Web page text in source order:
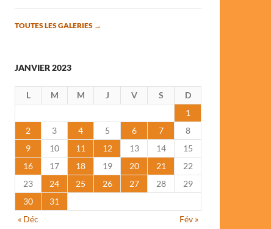
TOUTES LES GALERIES →
JANVIER 2023
L M M J V S
D
1
2
3 4 5 6 7
8
9
10 11 12 13 14
15
16
17 18 19 20 21
22
23
24 25 26 27 28
29
30
31
« Déc
Fév »